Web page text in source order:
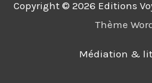
Copyright © 2026 Editions
Thème
Médiation &